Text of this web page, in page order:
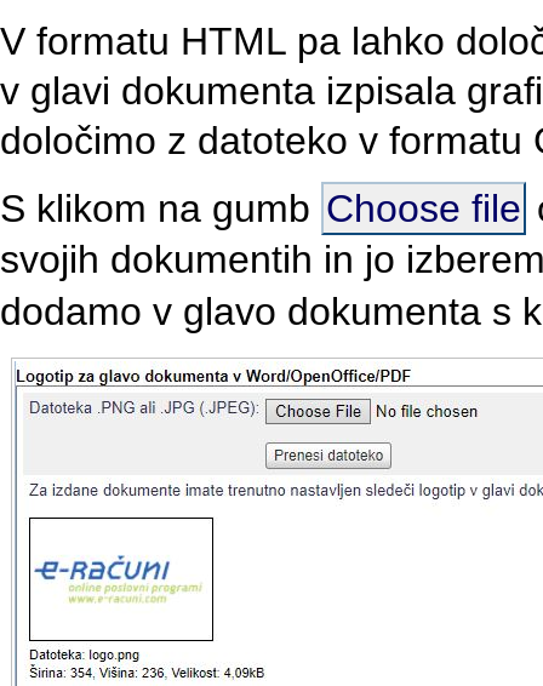
V formatu HTML pa lahko
v glavi dokumenta izpisala
določimo z datoteko v formatu
S klikom na gumb Choose file
svojih dokumentih in jo
dodamo v glavo dokumenta s